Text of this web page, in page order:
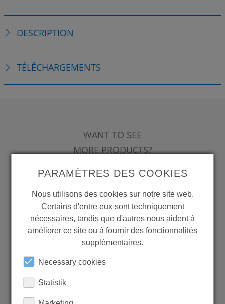
DESCRIPTION
TÉLÉCHARGEMENTS
WANT TO SEE
MORE PRODUCTS?
Back to overview
LEARN MORE ABOUT
PARAMÈTRES DES COOKIES
Nous utilisons des cookies sur notre site web.
Certains d'entre eux sont techniquement
nécessaires, tandis que d'autres nous aident à
améliorer ce site ou à fournir des fonctionnalités
supplémentaires.
Necessary cookies
Statistik